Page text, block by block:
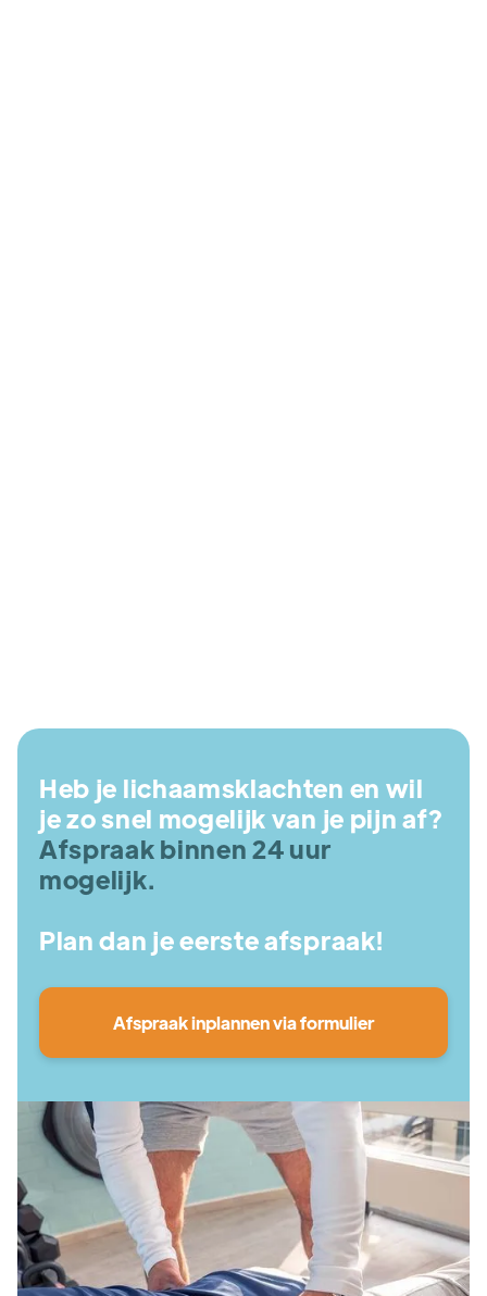
Heb je lichaamsklachten en wil
je zo snel mogelijk van je pijn af?
Afspraak binnen 24 uur
mogelijk.
Plan dan je eerste afspraak!
Afspraak inplannen via formulier